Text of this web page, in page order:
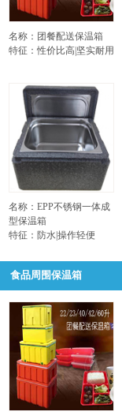
名称：团餐配送保温箱
特征：性价比高|坚实耐用
名称：EPP不锈钢一体成
型保温箱
特征：防水|操作轻便
食品周围保温箱